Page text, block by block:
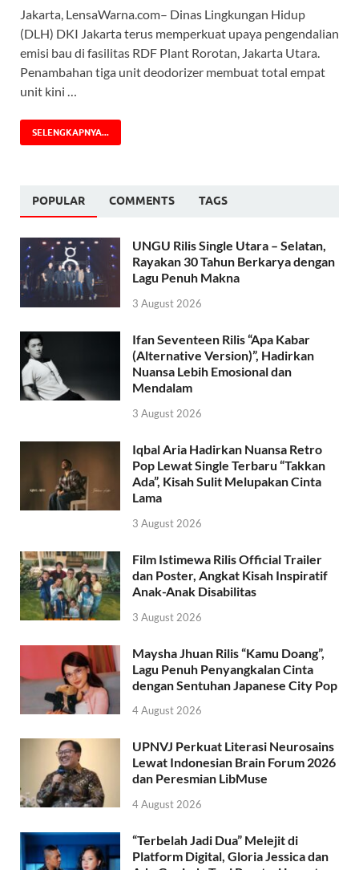
Jakarta, LensaWarna.com– Dinas Lingkungan Hidup
(DLH) DKI Jakarta terus memperkuat upaya pengendalian
emisi bau di fasilitas RDF Plant Rorotan, Jakarta Utara.
Penambahan tiga unit deodorizer membuat total empat
unit kini …
SELENGKAPNYA...
POPULAR COMMENTS TAGS
UNGU Rilis Single Utara – Selatan,
Rayakan 30 Tahun Berkarya dengan
Lagu Penuh Makna
3 August 2026
Ifan Seventeen Rilis “Apa Kabar
(Alternative Version)”, Hadirkan
Nuansa Lebih Emosional dan
Mendalam
3 August 2026
Iqbal Aria Hadirkan Nuansa Retro
Pop Lewat Single Terbaru “Takkan
Ada”, Kisah Sulit Melupakan Cinta
Lama
3 August 2026
Film Istimewa Rilis Official Trailer
dan Poster, Angkat Kisah Inspiratif
Anak-Anak Disabilitas
3 August 2026
Maysha Jhuan Rilis “Kamu Doang”,
Lagu Penuh Penyangkalan Cinta
dengan Sentuhan Japanese City Pop
4 August 2026
UPNVJ Perkuat Literasi Neurosains
Lewat Indonesian Brain Forum 2026
dan Peresmian LibMuse
4 August 2026
“Terbelah Jadi Dua” Melejit di
Platform Digital, Gloria Jessica dan